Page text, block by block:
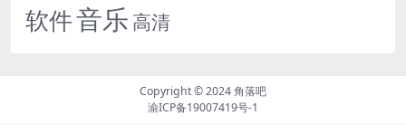
软件音乐 高清
Copyright © 2024角落吧
渝ICP备19007419号-1